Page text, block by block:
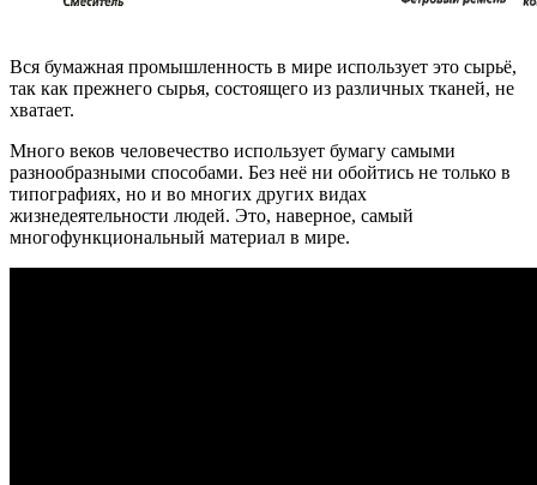
Вся бумажная промышленность в мире использует это сырьё,
так как прежнего сырья, состоящего из различных тканей, не
хватает.
Много веков человечество использует бумагу самыми
разнообразными способами. Без неё ни обойтись не только в
типографиях, но и во многих других видах
жизнедеятельности людей. Это, наверное, самый
многофункциональный материал в мире.